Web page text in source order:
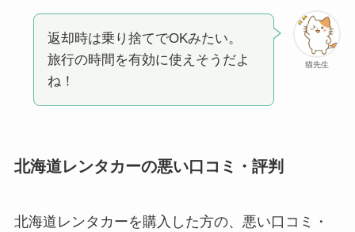
猫先生
返却時は乗り捨てでOKみたい。
旅行の時間を有効に使えそうだよ
ね！
北海道レンタカーの悪い口コミ・評判
北海道レンタカーを購入した方の、悪い口コミ・